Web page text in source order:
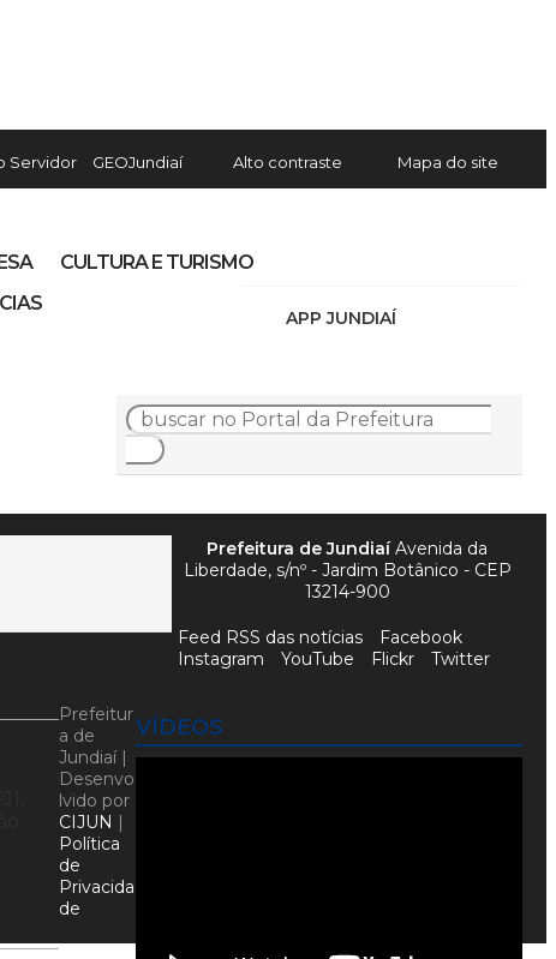
Servidor GEOJundiaí Alto contraste Mapa do site
APP JUNDIAÍ
CULTURA E TURISMO
VÍDEOS
Prefeitura de JundiaíAvenida da
Liberdade, s/nº - Jardim Botânico - CEP
13214-900
Feed RSS das notícias
Facebook
Instagram
YouTube Flickr Twitter
Prefeitur
a de
Jundiaí |
Desenvo
lvido por
CIJUN |
Política
de
Privacida
de